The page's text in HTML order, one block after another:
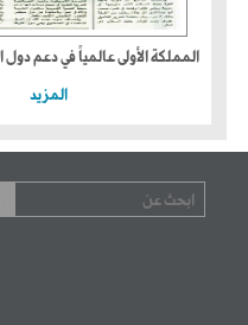
المملكة الأولى عالمياً في دعم دول
المزيد